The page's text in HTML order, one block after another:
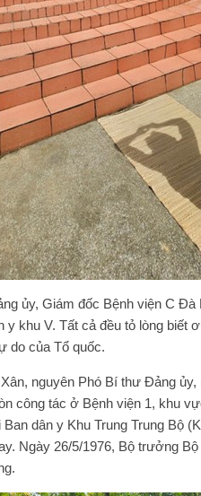
ủy, Giám đốc Bệnh viện C
khu V. Tất cả đều tỏ lòng biết
do của Tổ quốc.
nguyên Phó Bí thư Đảng
công tác ở Bệnh viện 1, khu
dân y Khu Trung Trung Bộ
Ngày 26/5/1976, Bộ trưởng